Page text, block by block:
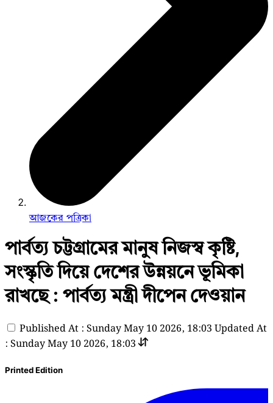
আজকের পত্রিকা
পার্বত্য চট্টগ্রামের মানুষ নিজস্ব কৃষ্টি,
সংস্কৃতি দিয়ে দেশের উন্নয়নে ভূমিকা
রাখছে : পার্বত্য মন্ত্রী দীপেন দেওয়ান
Published At : Sunday May 10 2026, 18:03 Updated At
: Sunday May 10 2026, 18:03
Printed Edition